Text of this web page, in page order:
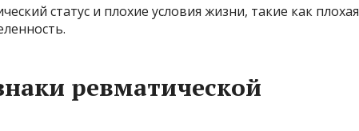
статус и плохие условия жизни, такие как плохая
ревматической